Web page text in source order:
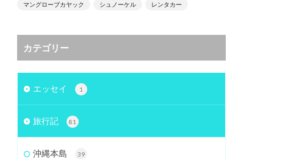
マングローブカヤック シュノーケル レンタカー
カテゴリー
エッセイ 1
旅行記 81
沖縄本島 39